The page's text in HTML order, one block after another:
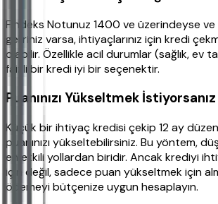
Findeks Notunuz 1400 ve üzerindeyse
geliriniz varsa, ihtiyaçlarınız için kredi
olabilir. Özellikle acil durumlar (sağlık, ev
faizli bir kredi iyi bir seçenektir.
Puanınızı Yükseltmek İstiyorsanız
Küçük bir ihtiyaç kredisi çekip 12 ay
puanınızı yükseltebilirsiniz. Bu yöntem,
en etkili yollardan biridir. Ancak krediyi
için değil, sadece puan yükseltmek için
ödemeyi bütçenize uygun hesaplayın.